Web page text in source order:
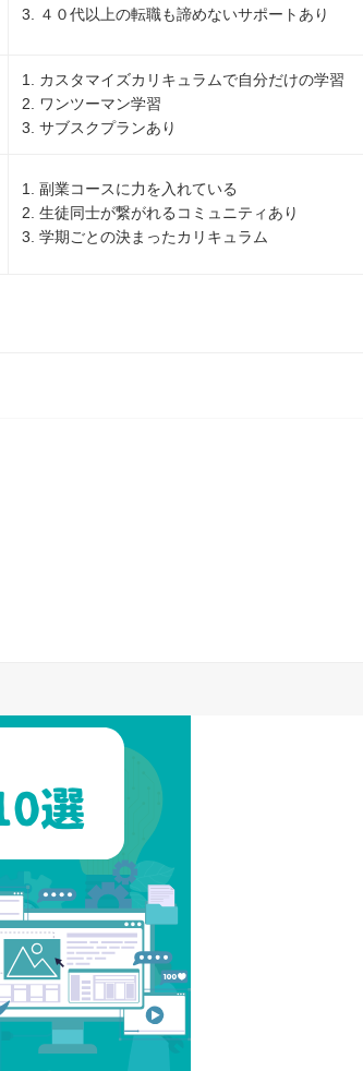
3. ４０代以上の転職も諦めないサポートあり
1. カスタマイズカリキュラムで自分だけの学習
2. ワンツーマン学習
3. サブスクプランあり
1. 副業コースに力を入れている
2. 生徒同士が繋がれるコミュニティあり
3. 学期ごとの決まったカリキュラム